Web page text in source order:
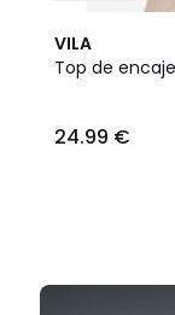
VILA
Top de
€.
24.99 €